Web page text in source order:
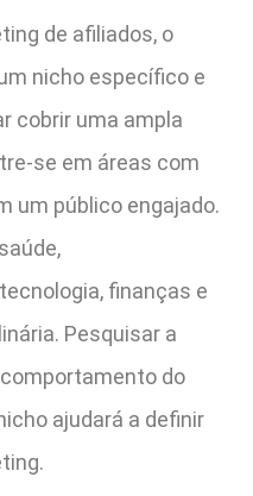
de afiliados, o
nicho específico e
cobrir uma ampla
se em áreas com
um público engajado.
finanças e
Pesquisar a
do
ajudará a definir